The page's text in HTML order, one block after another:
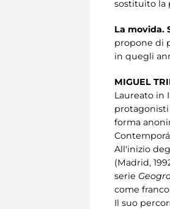
sostituito la
La movida.
propone di
in quegli
MIGUEL
Laureato in
protagonisti
forma
All'inizio
(Madrid,
serie
come
Il suo